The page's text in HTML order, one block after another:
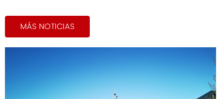
MÁS NOTICIAS